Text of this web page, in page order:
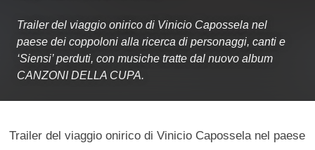
Trailer del viaggio onirico di Vinicio Capossela nel
paese dei coppoloni alla ricerca di personaggi, canti e
‘Siensi’ perduti, con musiche tratte dal nuovo album
CANZONI DELLA CUPA.
Trailer del viaggio onirico di Vinicio Capossela nel paese